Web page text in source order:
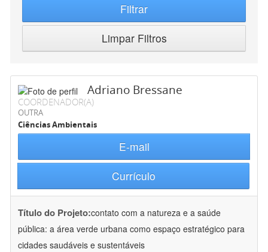
Filtrar
Limpar Filtros
Adriano Bressane
COORDENADOR(A)
OUTRA
Ciências Ambientais
E-mail
Currículo
Título do Projeto:contato com a natureza e a saúde
pública: a área verde urbana como espaço estratégico para
cidades saudáveis e sustentáveis